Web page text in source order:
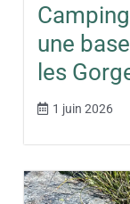
une
les
1 juin 2026